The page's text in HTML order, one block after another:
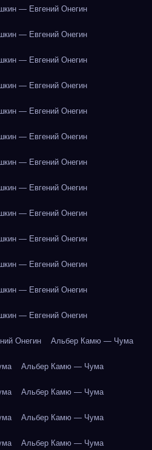
— Евгений Онегин
— Евгений Онегин
— Евгений Онегин
— Евгений Онегин
— Евгений Онегин
— Евгений Онегин
— Евгений Онегин
— Евгений Онегин
— Евгений Онегин
— Евгений Онегин
— Евгений Онегин
— Евгений Онегин
— Евгений Онегин
Онегин Альбер Камю — Чума
Альбер Камю — Чума
Альбер Камю — Чума
Альбер Камю — Чума
Альбер Камю — Чума